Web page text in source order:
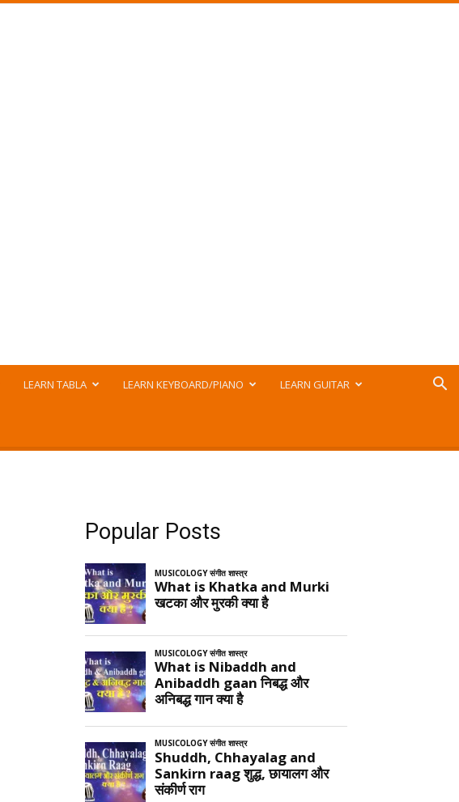
LEARN TABLA LEARN KEYBOARD/PIANO LEARN GUITAR
Popular Posts